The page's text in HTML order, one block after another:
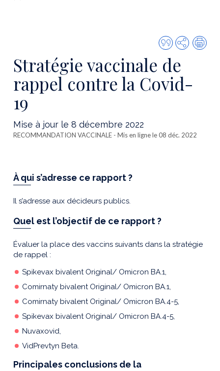
Citer
cette
publication
Partager
Stratégie vaccinale de
rappel contre la Covid-
19
Mise à jour le 8 décembre 2022
RECOMMANDATION VACCINALE - Mis en ligne le 08 déc. 2022
À qui s’adresse ce rapport ?
Il s’adresse aux décideurs publics.
Quel est l’objectif de ce rapport ?
Évaluer la place des vaccins suivants dans la stratégie
de rappel :
Spikevax bivalent Original/ Omicron BA.1,
Comirnaty bivalent Original/ Omicron BA.1,
Comirnaty bivalent Original/ Omicron BA.4-5,
Spikevax bivalent Original/ Omicron BA.4-5,
Nuvaxovid,
VidPrevtyn Beta.
Principales conclusions de la